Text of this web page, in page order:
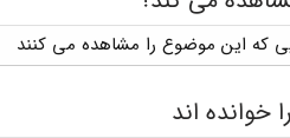
خوانده اند